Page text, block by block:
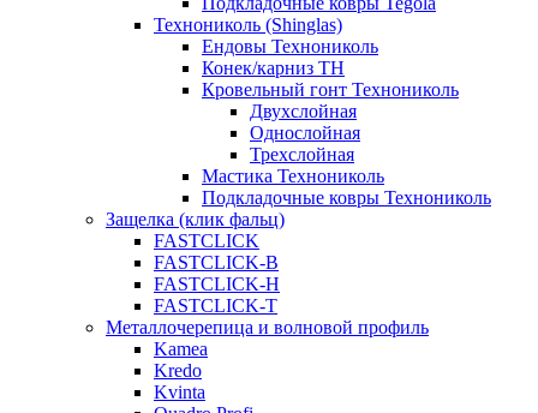
Технониколь (Shinglas)
Ендовы Технониколь
Конек/карниз ТН
Кровельный гонт Технониколь
Двухслойная
Однослойная
Трехслойная
Мастика Технониколь
Подкладочные ковры Технониколь
Защелка (клик фальц)
FASTCLICK
FASTCLICK-B
FASTCLICK-H
FASTCLICK-T
Металлочерепица и волновой профиль
Kamea
Kredo
Kvinta